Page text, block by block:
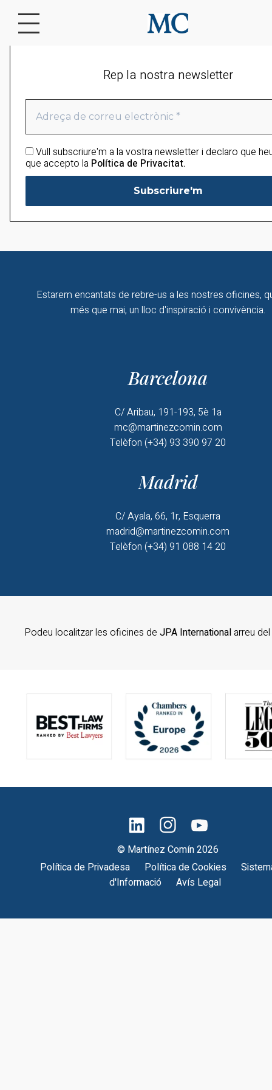
Rep la nostra newsletter
Vull subscriure'm a la vostra newsletter i declaro que
que accepto la Política de Privacitat.
Estarem encantats de rebre-us a les nostres oficines,
més que mai, un lloc d'inspiració i convivència.
Barcelona
C/ Aribau, 191-193, 5è 1a
mc@martinezcomin.com
Telèfon (+34) 93 390 97 20
Madrid
C/ Ayala, 66, 1r, Esquerra
madrid@martinezcomin.com
Telèfon (+34) 91 088 14 20
Podeu localitzar les oficines de JPA Internationalarreu
© Martínez Comín 2026
Política de Privadesa
Política de Cookies
d'Informació
Avís Legal